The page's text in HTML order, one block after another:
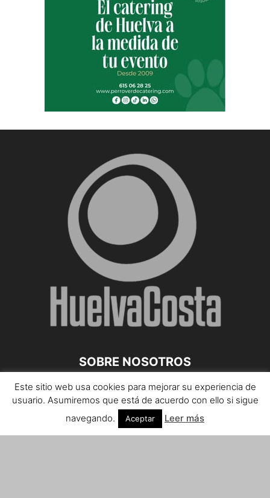
SOBRE NOSOTROS
Teléfono de contacto: 959 807 059
¡Anúnciate!
Este sitio web usa cookies para mejorar su experiencia de
usuario. Asumiremos que está de acuerdo con ello si sigue
navegando.
Aceptar Leer más